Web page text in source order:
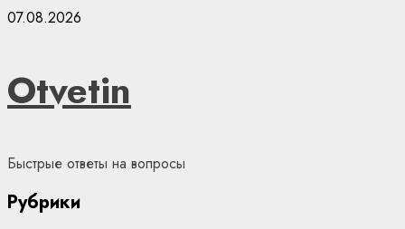
Skip
07.08.2026
Otvetin
Быстрые ответы на вопросы
Рубрики